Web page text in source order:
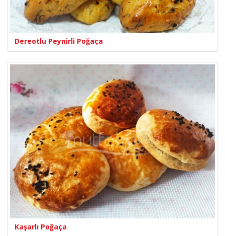
Dereotlu Peynirli Poğaça
Kaşarlı Poğaça